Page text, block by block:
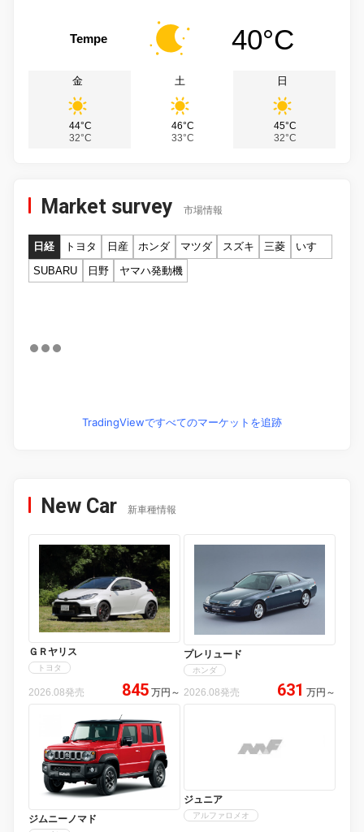
Tempe 40°C
金
44°C
32°C
土
46°C
33°C
日
45°C
32°C
Market survey 市場情報
日経 トヨタ 日産 ホンダ マツダ スズキ 三菱
いすゞ
SUBARU
日野 ヤマハ発動機
TradingViewですべてのマーケットを追跡
New Car 新車種情報
ＧＲヤリス
トヨタ
2026.08発売 845 万円 ～
プレリュード
ホンダ
2026.08発売 631 万円 ～
ジムニーノマド
ジュニア
アルファロメオ